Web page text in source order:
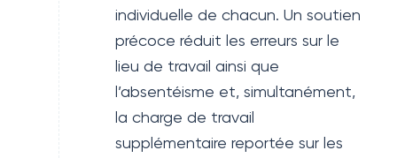
individuelle de chacun. Un soutien
précoce réduit les erreurs sur le
lieu de travail ainsi que
l’absentéisme et, simultanément,
la charge de travail
supplémentaire reportée sur les